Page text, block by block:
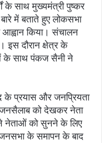
के साथ मुख्यमंत्री पुष्कर
बारे में बताते हुए लोकसभा
आह्वान किया। संचालन
इस दौरान क्षेत्र के
के साथ पंकज सैनी ने
के प्रयास और जनप्रियता
को देखकर नेता
नेताओं को सुनने के लिए
के समापन के बाद